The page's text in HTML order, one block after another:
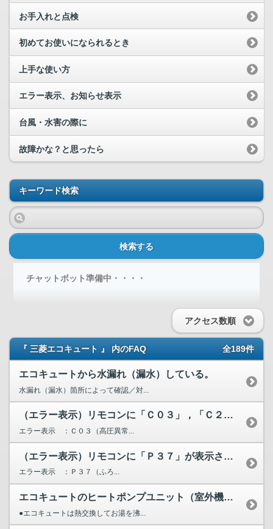
お手入れと点検
初めてお使いになられるとき
上手な使い方
エラー表示、お知らせ表示
台風・水害の際に
故障かな？と思ったら
キーワード検索
検索する
チャットボット準備中・・・・
アクセス数順
『 三菱エコキュート 』 内のFAQ 全189件
エコキュートから水漏れ（漏水）している。
水漏れ（漏水）箇所によって確認／対...
（エラー表示）リモコンに「Ｃ０３」，「Ｃ２０」，「Ｃ２１」...
エラー表示 ：Ｃ０３（高圧異常...
（エラー表示）リモコンに「Ｐ３７」が表示されています。
エラー表示 ：Ｐ３７（ふろ...
エコキュートのヒートポンプユニット（室外機）から水が漏れる...
●エコキュートは熱交換してお湯を沸...